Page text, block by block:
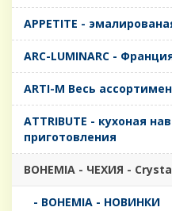
APPETITE -
ARC-LUMINARC -
ARTI-M Весь
ATTRIBUTE - кухоная
приготовления
BOHEMIA - ЧЕХИЯ -
- BOHEMIA - НОВИНКИ